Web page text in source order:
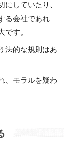
にしていたり、
る会社であれ
です。
法的な規則はあ
、モラルを疑わ